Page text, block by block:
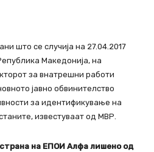
што се случија на 27.04.2017
Македонија, на
за внатрешни работи
јавно обвинителство
за идентификување на
известуваат од МВР.
на ЕПОИ Алфа лишено од